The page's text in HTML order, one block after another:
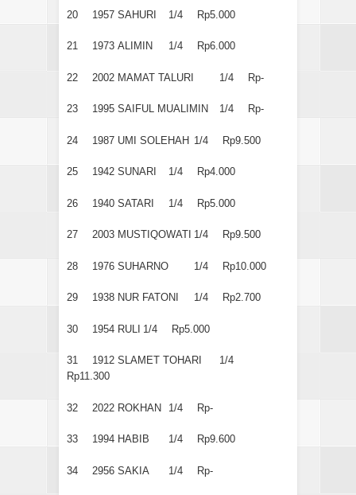
20 1957 SAHURI 1/4 Rp5.000
21 1973 ALIMIN 1/4 Rp6.000
22 2002 MAMAT TALURI 1/4 Rp-
23 1995 SAIFUL MUALIMIN 1/4 Rp-
24 1987 UMI SOLEHAH 1/4 Rp9.500
25 1942 SUNARI 1/4 Rp4.000
26 1940 SATARI 1/4 Rp5.000
27 2003 MUSTIQOWATI 1/4 Rp9.500
28 1976 SUHARNO 1/4 Rp10.000
29 1938 NUR FATONI 1/4 Rp2.700
30 1954 RULI 1/4 Rp5.000
31 1912 SLAMET TOHARI
1/4
Rp11.300
32 2022 ROKHAN 1/4 Rp-
33 1994 HABIB 1/4 Rp9.600
34 2956 SAKIA 1/4 Rp-